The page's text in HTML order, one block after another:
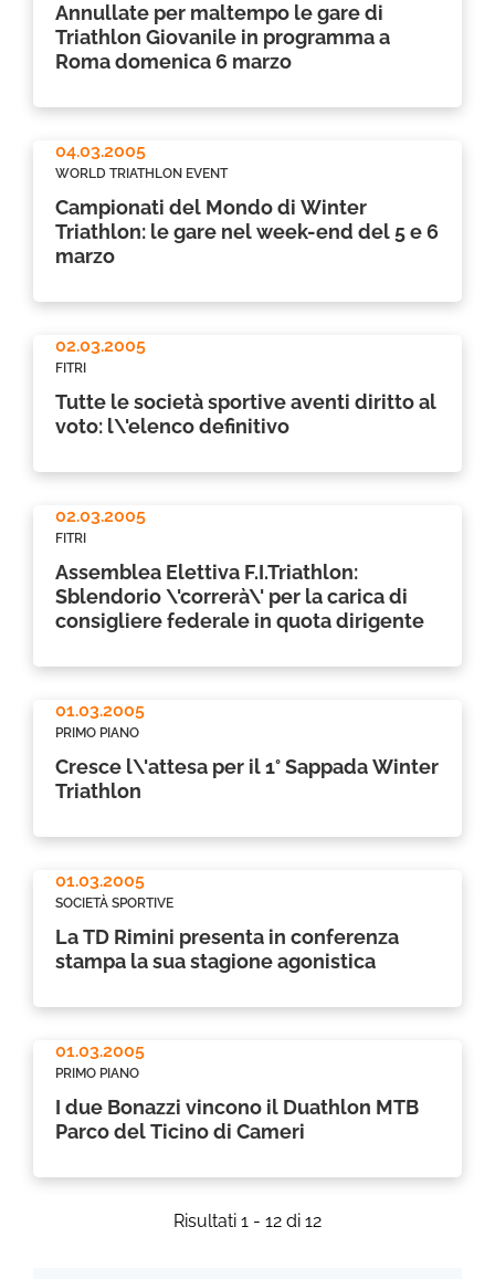
Annullate per maltempo le gare di
Triathlon Giovanile in programma a
Roma domenica 6 marzo
04.03.2005
WORLD TRIATHLON EVENT
Campionati del Mondo di Winter
Triathlon: le gare nel week-end del 5 e 6
marzo
02.03.2005
FITRI
Tutte le società sportive aventi diritto al
voto: l\'elenco definitivo
02.03.2005
FITRI
Assemblea Elettiva F.I.Triathlon:
Sblendorio \'correrà\' per la carica di
consigliere federale in quota dirigente
01.03.2005
PRIMO PIANO
Cresce l\'attesa per il 1° Sappada Winter
Triathlon
01.03.2005
SOCIETÀ SPORTIVE
La TD Rimini presenta in conferenza
stampa la sua stagione agonistica
01.03.2005
PRIMO PIANO
I due Bonazzi vincono il Duathlon MTB
Parco del Ticino di Cameri
Risultati 1 - 12 di 12